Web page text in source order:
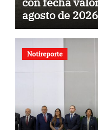
agosto de 2026
Notireporte